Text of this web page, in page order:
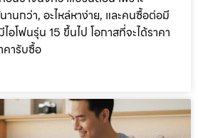
นกว่า, อะไหล่หาง่าย, และคนซื้อต่อมี
โฟนรุ่น 15 ขึ้นไป โอกาสที่จะได้ราคา
คารับซื้อ